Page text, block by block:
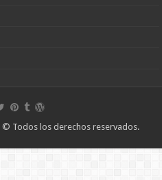
© Todos los derechos reservados.